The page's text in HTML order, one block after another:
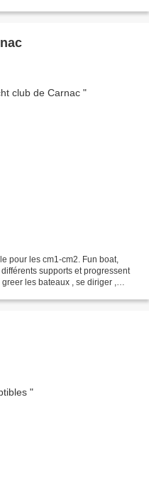
pour les cm1-cm2. Fun boat,
supports et progressent
les bateaux , se diriger ,